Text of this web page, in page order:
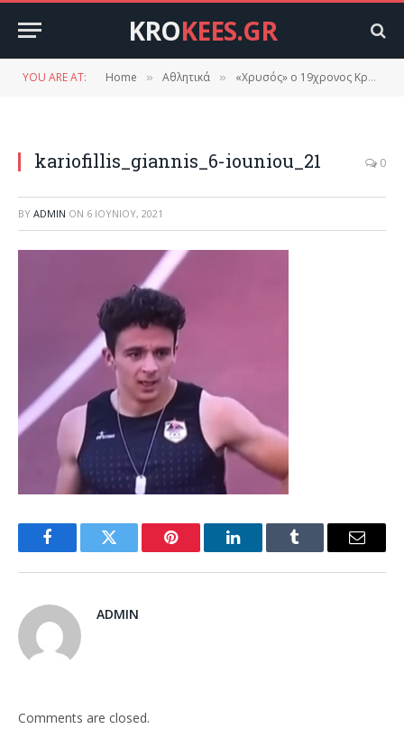
KROKEES.GR
YOU ARE AT: Home » Αθλητικά » «Χρυσός» ο 19χρονος Κροκεάτης Γιάννης Καριοφύλλης στα 200 μέτρα στο Πανελλήνιο Πρωτάθλημα Ανδρών!!!! (βίντεο)
kariofillis_giannis_6-iouniou_21 0
BY ADMIN ON 6 ΙΟΥΝΊΟΥ, 2021
FacebookTwitter Pinterest LinkedInTumblr Email
ADMIN
Comments are closed.